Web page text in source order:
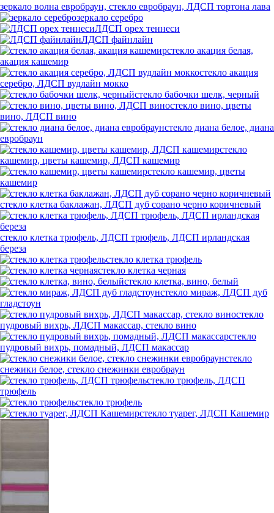
зеркало волна евробраун, стекло евробраун, ЛДСП тортона лава
зеркало серебро
ЛДСП орех теннеси
ЛДСП файнлайн
стекло акация белая,
акация кашемир
стекло акация
серебро, ЛДСП вудлайн мокко
стекло бабочки шелк, черный
стекло вино, цветы
вино, ЛДСП вино
стекло диана белое, диана
евробраун
стекло
кашемир, цветы кашемир, ЛДСП кашемир
стекло кашемир, цветы
кашемир
стекло клетка баклажан, ЛДСП дуб сорано черно коричневый
стекло клетка трюфель, ЛДСП трюфель, ЛДСП ирландская
береза
стекло клетка трюфель
стекло клетка черная
стекло клетка, вино, белый
стекло мираж, ЛДСП дуб
гладстоун
стекло
пудровый вихрь, ЛДСП макассар, стекло вино
стекло
пудровый вихрь, помадный, ЛДСП макассар
стекло
снежики белое, стекло снежинки евробраун
стекло трюфель, ЛДСП
трюфель
стекло трюфель
стекло туарег, ЛДСП Кашемир